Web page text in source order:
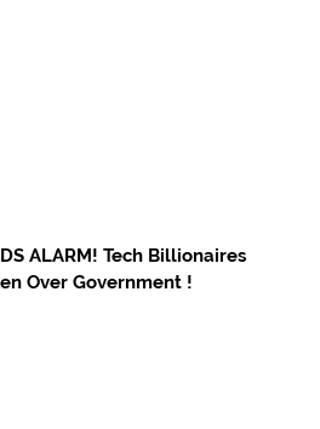
ALARM! Tech Billionaires
Over Government !